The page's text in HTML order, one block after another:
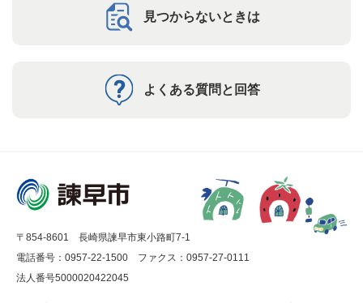
見つからないときは
よくある質問と回答
〒854-8601 長崎県諫早市東小路町7-1
電話番号：0957-22-1500
ファクス：0957-27-0111
法人番号5000020422045